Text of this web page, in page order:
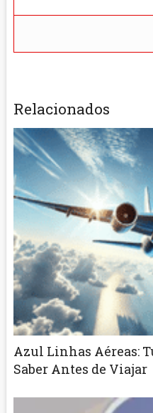
Relacionados
Azul Linhas Aéreas:
Saber Antes de Viajar